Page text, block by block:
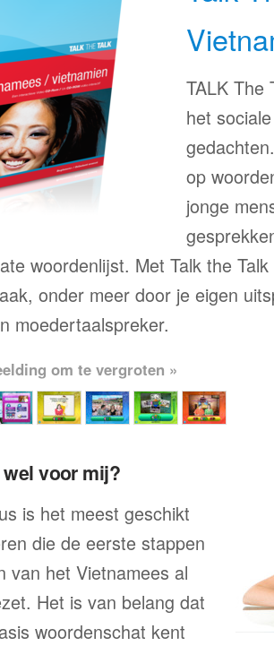
TALK The
het
op
jonge
woordenlijst. Met Talk the
onder meer door je eigen
moedertaalspreker.
om te vergroten »
voor mij?
is het meest geschikt
die de eerste stappen
van het Vietnamees al
Het is van belang dat
woordenschat kent